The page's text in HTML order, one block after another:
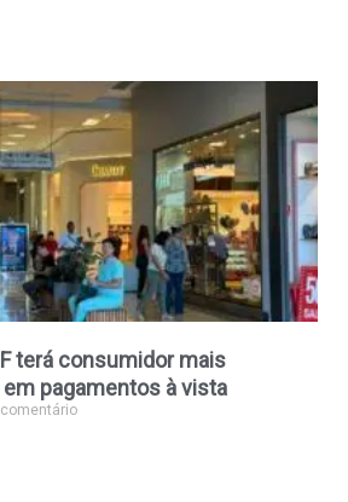
terá consumidor mais
pagamentos à vista